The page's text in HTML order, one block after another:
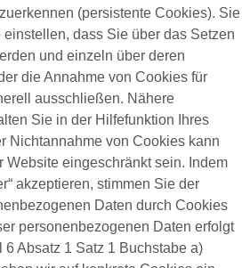
(persistente Cookies). Sie
dass Sie über das Setzen
und einzeln über deren
die Annahme von Cookies für
ausschließen. Nähere
Sie in der Hilfefunktion Ihres
Nichtannahme von Cookies kann
Website eingeschränkt sein. Indem
akzeptieren, stimmen Sie der
Daten durch Cookies
personenbezogenen Daten erfolgt
Absatz 1 Satz 1 Buchstabe a)